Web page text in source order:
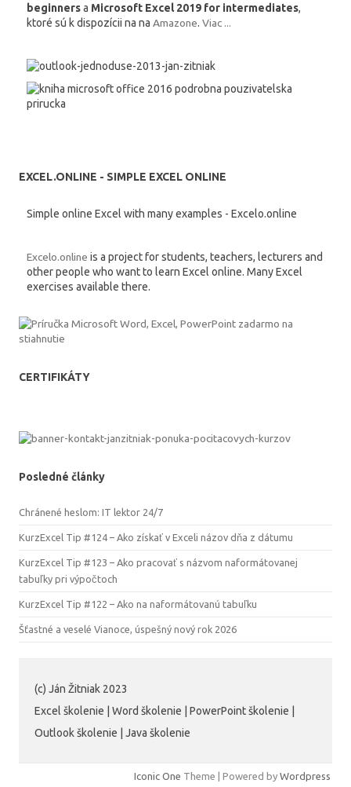
beginnersa Microsoft Excel 2019 for intermediates,
ktoré sú k dispozícii na na Amazone. Viac ...
EXCEL.ONLINE - SIMPLE EXCEL ONLINE
Simple online Excel with many examples - Excelo.online
Excelo.online is a project for students, teachers, lecturers and
other people who want to learn Excel online. Many Excel
exercises available there.
CERTIFIKÁTY
Posledné články
Chránené heslom: IT lektor 24/7
KurzExcel Tip #124 – Ako získať v Exceli názov dňa z dátumu
KurzExcel Tip #123 – Ako pracovať s názvom naformátovanej
tabuľky pri výpočtoch
KurzExcel Tip #122 – Ako na naformátovanú tabuľku
Šťastné a veselé Vianoce, úspešný nový rok 2026
(c) Ján Žitniak 2023
Excel školenie | Word školenie | PowerPoint školenie |
Outlook školenie | Java školenie
Iconic One Theme | Powered by Wordpress